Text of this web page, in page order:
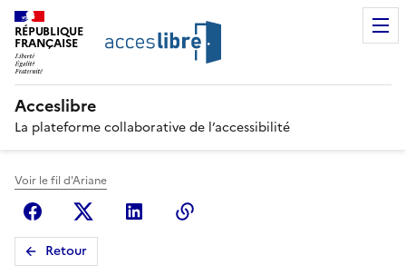
RÉPUBLIQUE
FRANÇAISE
Acceslibre
La plateforme collaborative de l’accessibilité
Voir le fil d'Ariane
FacebookX (anciennement Twitter)
Linkedin
Retour